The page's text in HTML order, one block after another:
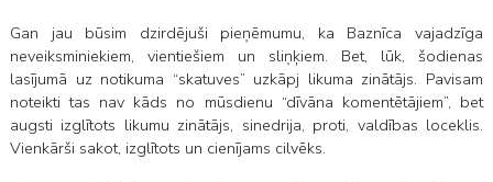
Gan jau būsim dzirdējuši pieņēmumu, ka Baznīca vajadzīga
neveiksminiekiem, vientiešiem un sliņķiem. Bet, lūk, šodienas
lasījumā uz notikuma “skatuves” uzkāpj likuma zinātājs. Pavisam
noteikti tas nav kāds no mūsdienu “dīvāna komentētājiem”, bet
augsti izglītots likumu zinātājs, sinedrija, proti, valdības loceklis.
Vienkārši sakot, izglītots un cienījams cilvēks.